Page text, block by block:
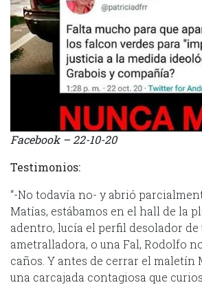
Facebook – 22-10-20
Testimonios:
“-No todavía no- y abrió
Matías, estábamos en el hall de la
adentro, lucía el perfil desolador de
ametralladora, o una Fal, Rodolfo
caños. Y antes de cerrar el maletín
una carcajada contagiosa que